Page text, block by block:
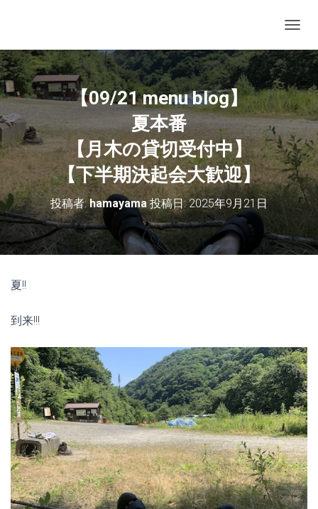
【09/21 menu blog】
夏本番
【月木の貸切受付中】
【下半期決起会大歓迎】
投稿者:hamayama 投稿日:2025年9月21日
夏!!
到来!!!